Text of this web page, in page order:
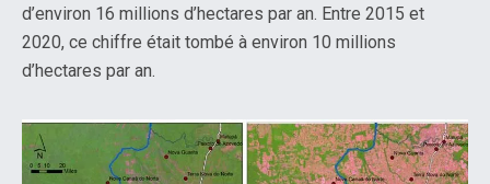
d’environ 16 millions d’hectares par an. Entre 2015 et
2020, ce chiffre était tombé à environ 10 millions
d’hectares par an.